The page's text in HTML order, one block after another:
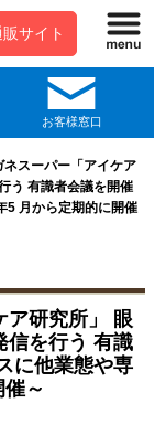
サイト
お客様窓口
ネスーパー「アイケア
う 有識者会議を開催
5 月から定期的に開催
ア研究所」 眼
信を行う 有識
に他業態や専
～